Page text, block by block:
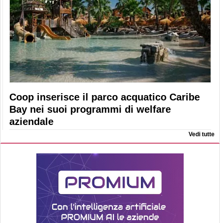
Coop inserisce il parco acquatico Caribe
Bay nei suoi programmi di welfare
aziendale
Vedi tutte